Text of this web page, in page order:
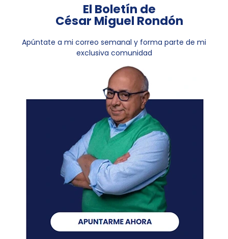
El Boletín de
César Miguel Rondón
Apúntate a mi correo semanal y forma parte de mi
exclusiva comunidad